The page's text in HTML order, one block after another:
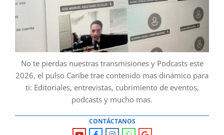
No te pierdas nuestras transmisiones y Podcasts este
2026, el pulso Caribe trae contenido mas dinámico para
ti: Editoriales, entrevistas, cubrimiento de eventos,
podcasts y mucho mas.
CONTÁCTANOS